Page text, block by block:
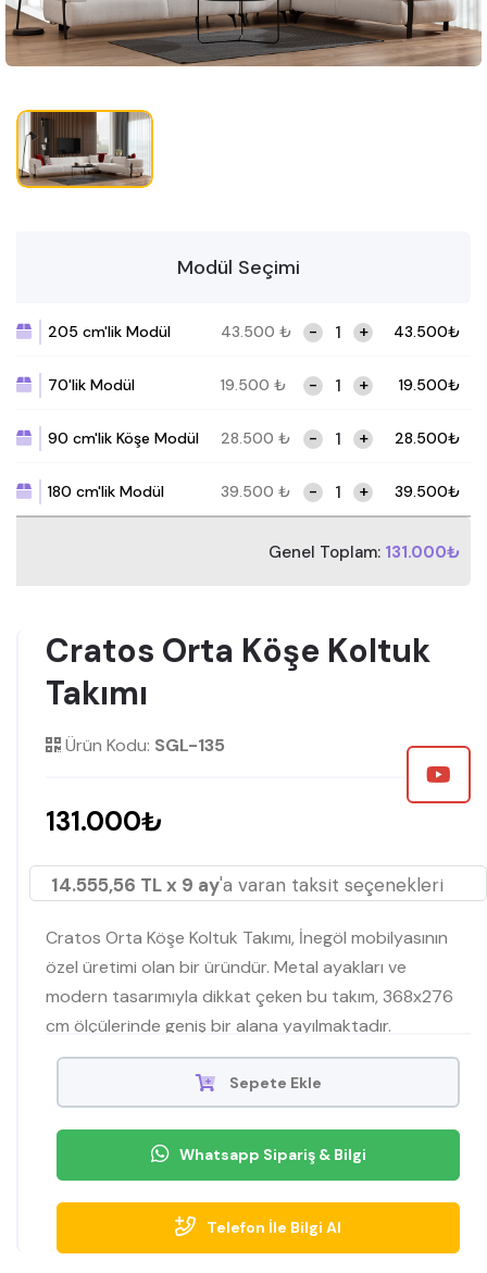
Modül Seçimi
205 cm'lik Modül 43.500 ₺ - + 43.500₺
70'lik Modül 19.500 ₺ - + 19.500₺
90 cm'lik Köşe Modül 28.500 ₺ - + 28.500₺
180 cm'lik Modül 39.500 ₺ - + 39.500₺
Genel Toplam: 131.000₺
Cratos Orta Köşe Koltuk
Takımı
Ürün Kodu: SGL-135
131.000₺
14.555,56 TL x 9 ay'a varan taksit seçenekleri
Cratos Orta Köşe Koltuk Takımı, İnegöl mobilyasının
özel üretimi olan bir üründür. Metal ayakları ve
modern tasarımıyla dikkat çeken bu takım, 368x276
cm ölçülerinde geniş bir alana yayılmaktadır.
Mobilyamevime'de bulabilirsiniz
Sepete Ekle
Whatsapp Sipariş & Bilgi
Telefon İle Bilgi Al